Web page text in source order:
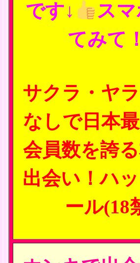
です↓
ス
てみて
サクラ・ヤ
なしで日本
会員数を誇
出会い！ハ
ール(18